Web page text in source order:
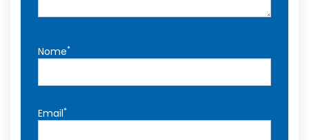
Nome*
Email*